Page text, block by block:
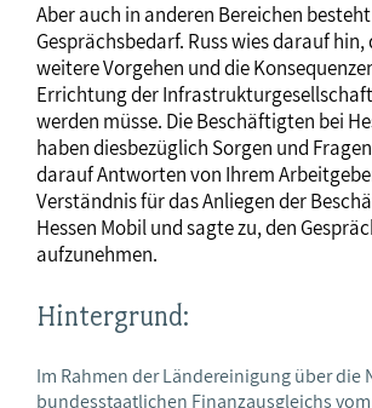
Aber auch in anderen Bereichen besteht
Gesprächsbedarf. Russ wies darauf hin,
weitere Vorgehen und die
Errichtung der
werden müsse. Die Beschäftigten bei
haben diesbezüglich Sorgen und
darauf Antworten von Ihrem
Verständnis für das Anliegen der
Hessen Mobil und sagte zu, den
aufzunehmen.
Hintergrund:
Im Rahmen der Ländereinigung über die
bundesstaatlichen Finanzausgleichs